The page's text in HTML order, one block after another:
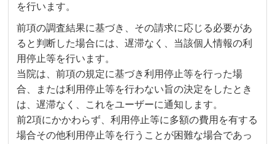
を行います。
前項の調査結果に基づき、その請求に応じる必要があ
ると判断した場合には、遅滞なく、当該個人情報の利
用停止等を行います。
当院は、前項の規定に基づき利用停止等を行った場
合、または利用停止等を行わない旨の決定をしたとき
は、遅滞なく、これをユーザーに通知します。
前2項にかかわらず、利用停止等に多額の費用を有する
場合その他利用停止等を行うことが困難な場合であっ